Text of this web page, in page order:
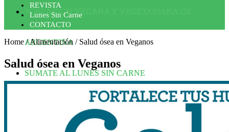
POBLACION VEGANA Y VEGETARIANA DE
ARGENTINA
SUMATE AL LUNES SIN CARNE
REVISTA
Lunes Sin Carne
CONTACTO
Home/Alimentación / Salud ósea en Veganos
Salud ósea en Veganos